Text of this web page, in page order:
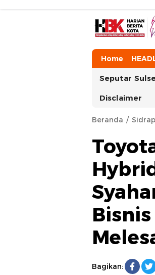
HarianBeritaKota
Mengabarkan
Home
Seputar
Disclaimer
Beranda Sidrap
Bagikan: